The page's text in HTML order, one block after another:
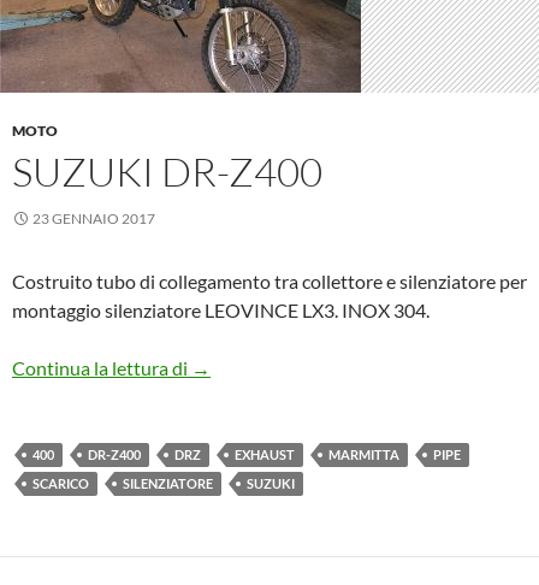
MOTO
SUZUKI DR-Z400
23 GENNAIO 2017
Costruito tubo di collegamento tra collettore e silenziatore per
montaggio silenziatore LEOVINCE LX3. INOX 304.
Continua la lettura di Suzuki DR-Z400
→
400 DR-Z400 DRZ EXHAUST MARMITTA
PIPE
SCARICO
SILENZIATORE SUZUKI